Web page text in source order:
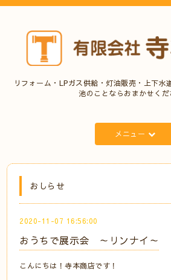
リフォーム・LPガス供給・灯油販売・上下水
池のことならおまかせくだ
メニュー
おしらせ
2020-11-07 16:56:00
おうちで展示会 ～リンナイ～
こんにちは！寺本商店です！